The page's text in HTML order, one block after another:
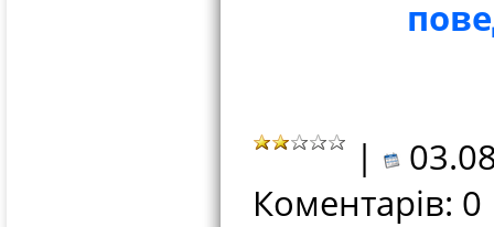
|
Коментарів: